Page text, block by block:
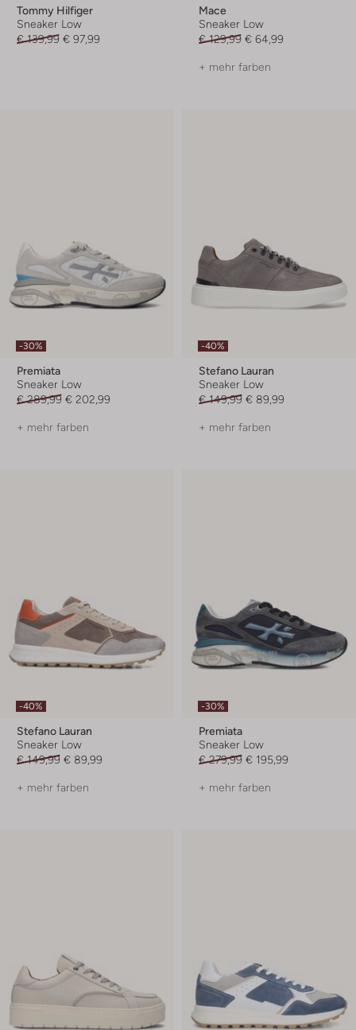
Tommy Hilfiger
Sneaker Low
€ 139,99 € 97,99
Mace
Sneaker Low
€ 129,99 € 64,99
+ mehr farben
-30%
Premiata
Sneaker Low
€ 289,99 € 202,99
+ mehr farben
-40%
Stefano Lauran
Sneaker Low
€ 149,99 € 89,99
+ mehr farben
-40%
Stefano Lauran
Sneaker Low
€ 149,99 € 89,99
+ mehr farben
-30%
Premiata
Sneaker Low
€ 279,99 € 195,99
+ mehr farben